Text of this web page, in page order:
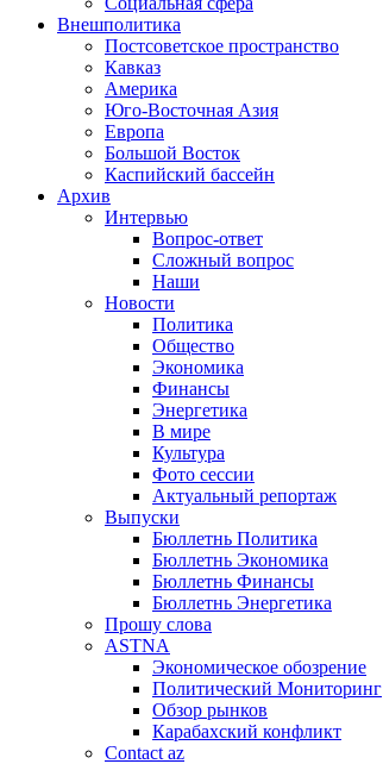
Внешполитика
Постсоветское пространство
Кавказ
Америка
Юго-Восточная Азия
Европа
Большой Восток
Каспийский бассейн
Архив
Интервью
Вопрос-ответ
Сложный вопрос
Наши
Новости
Политика
Общество
Экономика
Финансы
Энергетика
В мире
Культура
Фото сессии
Актуальный репортаж
Выпуски
Бюллетнь Политика
Бюллетнь Экономика
Бюллетнь Финансы
Бюллетнь Энергетика
Прошу слова
ASTNA
Экономическое обозрение
Политический Мониторинг
Обзор рынков
Карабахский конфликт
Contact az